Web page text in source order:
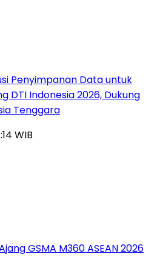
Penyimpanan Data untuk
DTI Indonesia 2026, Dukung
Tenggara
WIB
GSMA M360 ASEAN 2026